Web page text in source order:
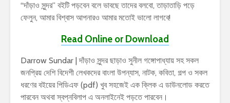
“দাঁড়াও সুন্দর” বইটি পড়বেন বলে ভাবছে তাদের বলবো, তাড়াতাড়ি পড়ে
ফেলুন, আমার বিশ্বাস আপনারও আমার মতোই ভালো লাগবে!
Read Online or Download
Darrow Sundar | দাঁড়াও সুন্দর ছাড়াও সুনীল গঙ্গোপাধ্যায় সহ সকল
জনপ্রিয় দেশি বিদেশী লেখকদের বাংলা উপন্যাস, নাটক, কবিতা, গল্প ও সকল
ধরণের বইয়ের পিডিএফ (pdf) খুব সহজেই এক ক্লিক এ ডাউনলোড করতে
পারবেন অথবা স্বপ্নবিলাপ এ অনলাইনেই পড়তে পারবেন।